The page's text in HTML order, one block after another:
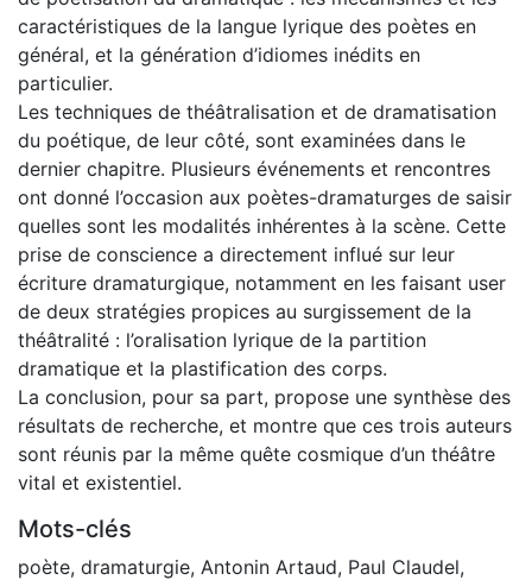
caractéristiques de la langue lyrique des poètes en
général, et la génération d’idiomes inédits en
particulier.
Les techniques de théâtralisation et de dramatisation
du poétique, de leur côté, sont examinées dans le
dernier chapitre. Plusieurs événements et rencontres
ont donné l’occasion aux poètes-dramaturges de saisir
quelles sont les modalités inhérentes à la scène. Cette
prise de conscience a directement influé sur leur
écriture dramaturgique, notamment en les faisant user
de deux stratégies propices au surgissement de la
théâtralité : l’oralisation lyrique de la partition
dramatique et la plastification des corps.
La conclusion, pour sa part, propose une synthèse des
résultats de recherche, et montre que ces trois auteurs
sont réunis par la même quête cosmique d’un théâtre
vital et existentiel.
Mots-clés
poète, dramaturgie, Antonin Artaud, Paul Claudel,